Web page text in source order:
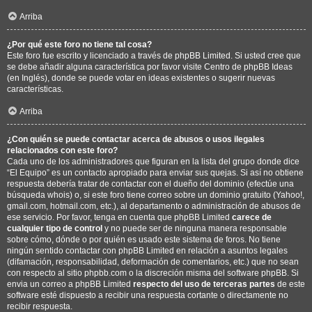
Arriba
¿Por qué este foro no tiene tal cosa?
Este foro fue escrito y licenciado a través de phpBB Limited. Si usted cree que
se debe añadir alguna característica por favor visite Centro de phpBB Ideas
(en Inglés), donde se puede votar en ideas existentes o sugerir nuevas
características.
Arriba
¿Con quién se puede contactar acerca de abusos o usos ilegales
relacionados con este foro?
Cada uno de los administradores que figuran en la lista del grupo donde dice
“El Equipo” es un contacto apropiado para enviar sus quejas. Si así no obtiene
respuesta debería tratar de contactar con el dueño del dominio (efectúe una
búsqueda whois) o, si este foro tiene correo sobre un dominio gratuito (Yahoo!,
gmail.com, hotmail.com, etc.), al departamento o administración de abusos de
ese servicio. Por favor, tenga en cuenta que phpBB Limited carece de
cualquier tipo de control y no puede ser de ninguna manera responsable
sobre cómo, dónde o por quién es usado este sistema de foros. No tiene
ningún sentido contactar con phpBB Limited en relación a asuntos legales
(difamación, responsabilidad, deformación de comentarios, etc.) que no sean
con respecto al sitio phpbb.com o la discreción misma del software phpBB. Si
envia un correo a phpBB Limited respecto del uso de terceras partes de este
software esté dispuesto a recibir una respuesta cortante o directamente no
recibir respuesta.